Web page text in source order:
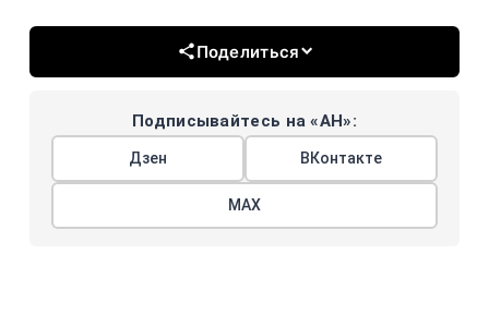
Поделиться
Подписывайтесь на «АН»:
Дзен ВКонтакте
МАХ